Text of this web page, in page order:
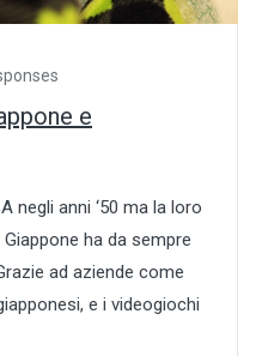
e
negli anni ‘50 ma la loro
ha da sempre
ad aziende come
e i videogiochi